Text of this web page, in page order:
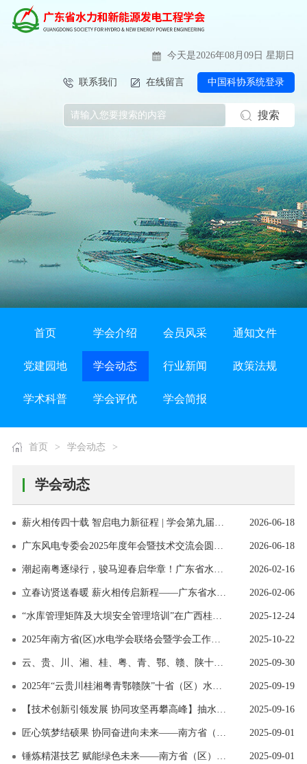
今天是2026年08月09日 星期日
联系我们 在线留言 中国科协系统登录
搜索
首页 学会介绍 会员风采 通知文件
党建园地 学会动态 行业新闻 政策法规
学术科普 学会评优 学会简报
首页 > 学会动态 >
学会动态
薪火相传四十载 智启电力新征程 | 学会第九届二次会员代表大会、第九届四次理事会暨学会成立40周年纪念学术年会圆满举办 2026-06-18
广东风电专委会2025年度年会暨技术交流会圆满召开 2026-06-18
潮起南粤逐绿行，骏马迎春启华章！广东省水电学会恭祝马年大吉，新春快乐！ 2026-02-16
立春访贤送春暖 薪火相传启新程——广东省水力和新能源发电工程学会新春慰问罗绍基院士 2026-02-06
“水库管理矩阵及大坝安全管理培训”在广西桂平成功举办 2025-12-24
2025年南方省(区)水电学会联络会暨学会工作交流会在长沙召开 2025-10-22
云、贵、川、湘、桂、粤、青、鄂、赣、陕十省（区) 2025年水电站运行管理及检修技术研讨会在宜昌成功举办 2025-09-30
2025年“云贵川桂湘粤青鄂赣陕”十省（区）水利水电及新能源工程建设技术交流会在西宁成功举办 2025-09-19
【技术创新引领发展 协同攻坚再攀高峰】抽水蓄能高压水道建设技术交流会在长沙成功召开 2025-09-16
匠心筑梦结硕果 协同奋进向未来——南方省（区）第五届水电厂技能竞赛圆满闭幕 2025-09-01
锤炼精湛技艺 赋能绿色未来——南方省（区）第五届水电厂技能竞赛暨技术交流会隆重开幕 2025-09-01